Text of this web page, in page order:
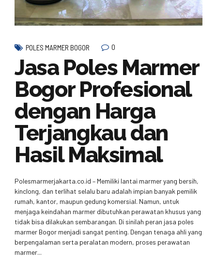
POLES MARMER BOGOR 0
Jasa Poles Marmer
Bogor Profesional
dengan Harga
Terjangkau dan
Hasil Maksimal
Polesmarmerjakarta.co.id – Memiliki lantai marmer yang bersih,
kinclong, dan terlihat selalu baru adalah impian banyak pemilik
rumah, kantor, maupun gedung komersial. Namun, untuk
menjaga keindahan marmer dibutuhkan perawatan khusus yang
tidak bisa dilakukan sembarangan. Di sinilah peran jasa poles
marmer Bogor menjadi sangat penting. Dengan tenaga ahli yang
berpengalaman serta peralatan modern, proses perawatan
marmer...